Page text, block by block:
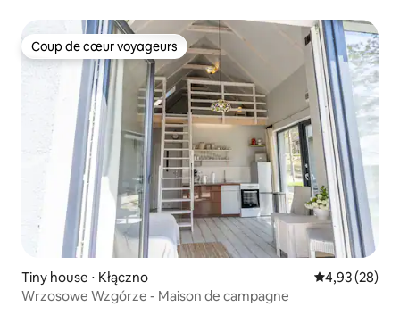
Coup de cœur voyageurs
Coup de cœur voyageurs
Tiny house ⋅ Kłączno Évaluation
4,93 (28)
Wrzosowe Wzgórze - Maison de campagne